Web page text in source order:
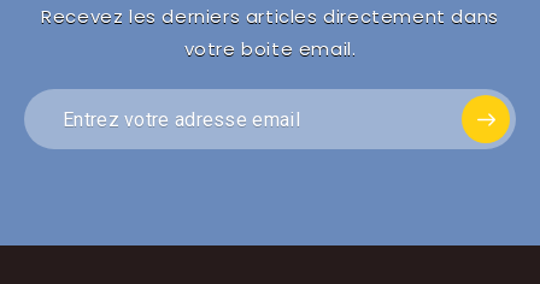
Recevez les derniers articles directement dans
votre boite email.